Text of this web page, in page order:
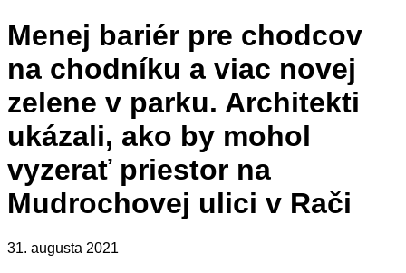
Menej bariér pre chodcov
na chodníku a viac novej
zelene v parku. Architekti
ukázali, ako by mohol
vyzerať priestor na
Mudrochovej ulici v Rači
31. augusta 2021